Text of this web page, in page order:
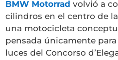
BMW Motorrad volvió a
cilindros en el centro de
una motocicleta
pensada únicamente
luces del Concorso